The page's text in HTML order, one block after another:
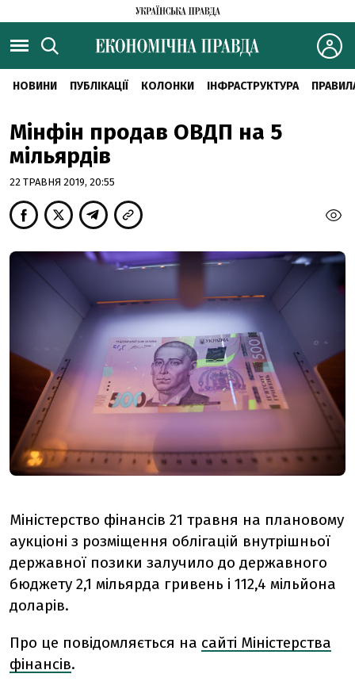
НОВИНИ ПУБЛІКАЦІЇ КОЛОНКИ ІНФРАСТРУКТУРА
Мінфін продав ОВДП на 5
мільярдів
22 ТРАВНЯ 2019, 20:55
Міністерство фінансів 21 травня на плановому
аукціоні з розміщення облігацій внутрішньої
державної позики залучило до державного
бюджету 2,1 мільярда гривень і 112,4 мільйона
доларів.
Про це повідомляється на сайті Міністерства
фінансів.